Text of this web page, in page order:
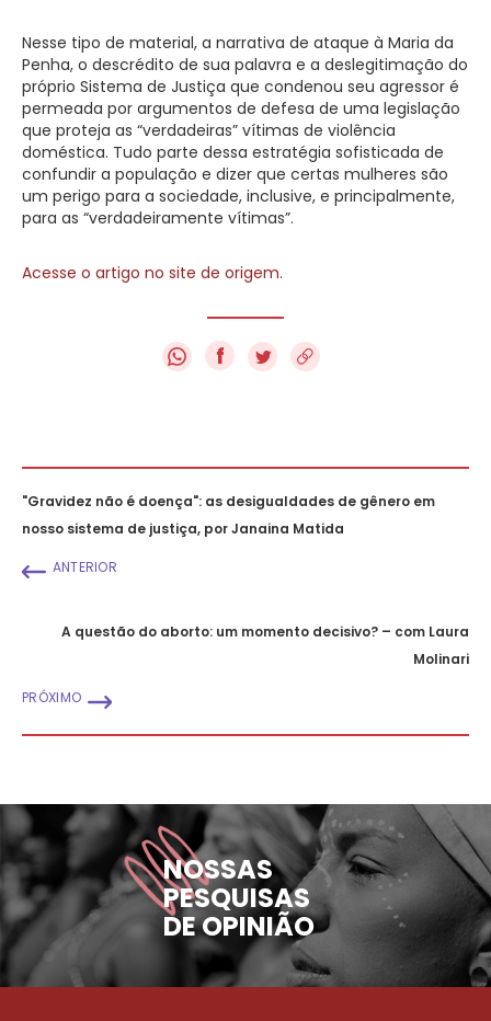
Nesse tipo de material, a narrativa de ataque à Maria da
Penha, o descrédito de sua palavra e a deslegitimação do
próprio Sistema de Justiça que condenou seu agressor é
permeada por argumentos de defesa de uma legislação
que proteja as “verdadeiras” vítimas de violência
doméstica. Tudo parte dessa estratégia sofisticada de
confundir a população e dizer que certas mulheres são
um perigo para a sociedade, inclusive, e principalmente,
para as “verdadeiramente vítimas”.
Acesse o artigo no site de origem.
f
"Gravidez não é doença": as desigualdades de gênero em
nosso sistema de justiça, por Janaina Matida
ANTERIOR
A questão do aborto: um momento decisivo? – com Laura
Molinari
PRÓXIMO
NOSSAS
PESQUISAS
DE OPINIÃO